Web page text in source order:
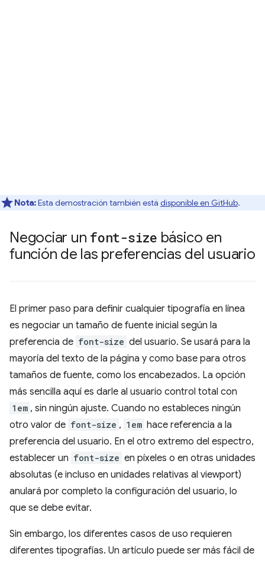
Nota:Esta demostración también está disponible en GitHub.
Negociar un font-size básico en
función de las preferencias del usuario
El primer paso para definir cualquier tipografía en línea
es negociar un tamaño de fuente inicial según la
preferencia de font-size del usuario. Se usará para la
mayoría del texto de la página y como base para otros
tamaños de fuente, como los encabezados. La opción
más sencilla aquí es darle al usuario control total con
1em , sin ningún ajuste. Cuando no estableces ningún
otro valor de font-size , 1em hace referencia a la
preferencia del usuario. En el otro extremo del espectro,
establecer un font-size en píxeles o en otras unidades
absolutas (e incluso en unidades relativas al viewport)
anulará por completo la configuración del usuario, lo
que se debe evitar.
Sin embargo, los diferentes casos de uso requieren
diferentes tipografías. Un artículo puede ser más fácil de